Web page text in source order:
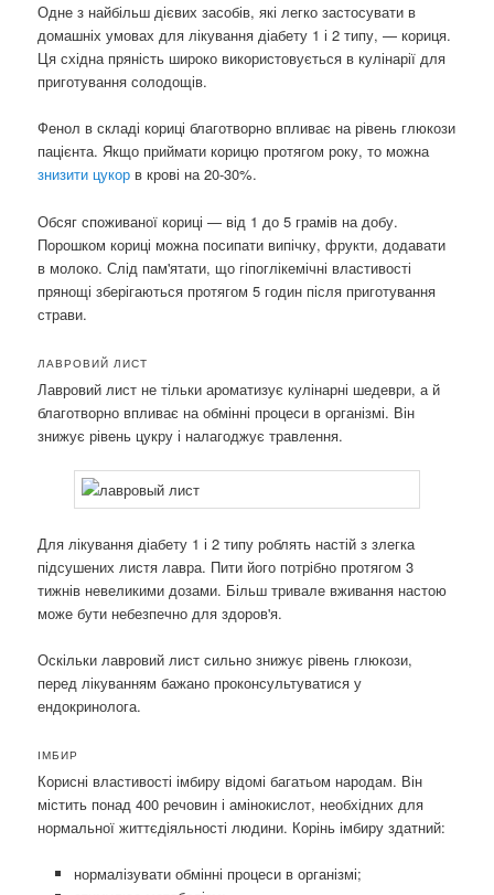
Одне з найбільш дієвих засобів, які легко застосувати в
домашніх умовах для лікування діабету 1 і 2 типу, — кориця.
Ця східна пряність широко використовується в кулінарії для
приготування солодощів.
Фенол в складі кориці благотворно впливає на рівень глюкози
пацієнта. Якщо приймати корицю протягом року, то можна
знизити цукор в крові на 20-30%.
Обсяг споживаної кориці — від 1 до 5 грамів на добу.
Порошком кориці можна посипати випічку, фрукти, додавати
в молоко. Слід пам'ятати, що гіпоглікемічні властивості
прянощі зберігаються протягом 5 годин після приготування
страви.
ЛАВРОВИЙ ЛИСТ
Лавровий лист не тільки ароматизує кулінарні шедеври, а й
благотворно впливає на обмінні процеси в організмі. Він
знижує рівень цукру і налагоджує травлення.
Для лікування діабету 1 і 2 типу роблять настій з злегка
підсушених листя лавра. Пити його потрібно протягом 3
тижнів невеликими дозами. Більш тривале вживання настою
може бути небезпечно для здоров'я.
Оскільки лавровий лист сильно знижує рівень глюкози,
перед лікуванням бажано проконсультуватися у
ендокринолога.
ІМБИР
Корисні властивості імбиру відомі багатьом народам. Він
містить понад 400 речовин і амінокислот, необхідних для
нормальної життєдіяльності людини. Корінь імбиру здатний:
нормалізувати обмінні процеси в організмі;